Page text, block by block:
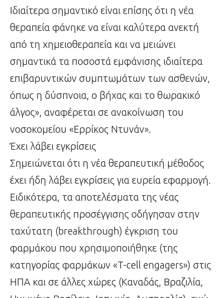
Ιδιαίτερα σημαντικό είναι επίσης ότι η νέα
θεραπεία φάνηκε να είναι καλύτερα ανεκτή
από τη χημειοθεραπεία και να μειώνει
σημαντικά τα ποσοστά εμφάνισης ιδιαίτερα
επιβαρυντικών συμπτωμάτων των ασθενών,
όπως η δύσπνοια, ο βήχας και το θωρακικό
άλγος», αναφέρεται σε ανακοίνωση του
νοσοκομείου «Ερρίκος Ντυνάν».
Έχει λάβει εγκρίσεις
Σημειώνεται ότι η νέα θεραπευτική μέθοδος
έχει ήδη λάβει εγκρίσεις για ευρεία εφαρμογή.
Ειδικότερα, τα αποτελέσματα της νέας
θεραπευτικής προσέγγισης οδήγησαν στην
ταχύτατη (breakthrough) έγκριση του
φαρμάκου που χρησιμοποιήθηκε (της
κατηγορίας φαρμάκων «T-cell engagers») στις
ΗΠΑ και σε άλλες χώρες (Καναδάς, Βραζιλία,